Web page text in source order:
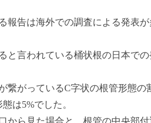
報告は海外での調査による発表
と言われている桶状根の日本で
繋がっているC字状の根管形態の
は5%でした。
から見た場合と、根管の中央部